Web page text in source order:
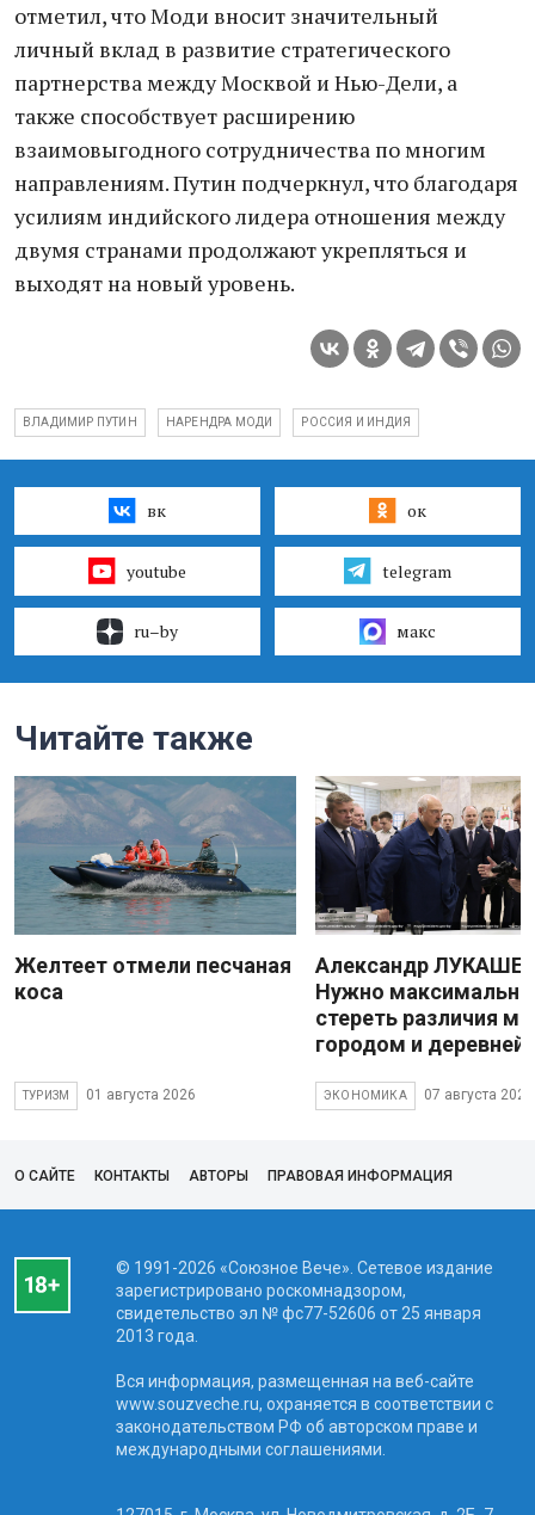
отметил, что Моди вносит значительный
личный вклад в развитие стратегического
партнерства между Москвой и Нью-Дели, а
также способствует расширению
взаимовыгодного сотрудничества по многим
направлениям. Путин подчеркнул, что благодаря
усилиям индийского лидера отношения между
двумя странами продолжают укрепляться и
выходят на новый уровень.
ВЛАДИМИР ПУТИН НАРЕНДРА МОДИ РОССИЯ И ИНДИЯ
вк ок
youtube telegram
ru–by макс
Читайте также
Желтеет отмели песчаная
коса
ТУРИЗМ 01 августа 2026
Александр
Нужно максимально
стереть различия
городом и деревней
ЭКОНОМИКА 07 августа 2026
О САЙТЕ КОНТАКТЫ АВТОРЫ ПРАВОВАЯ ИНФОРМАЦИЯ
© 1991-2026 «Союзное Вече». Сетевое издание
зарегистрировано роскомнадзором,
свидетельство эл № фc77-52606 от 25 января
2013 года.
Вся информация, размещенная на веб-сайте
www.souzveche.ru, охраняется в соответствии с
законодательством РФ об авторском праве и
международными соглашениями.